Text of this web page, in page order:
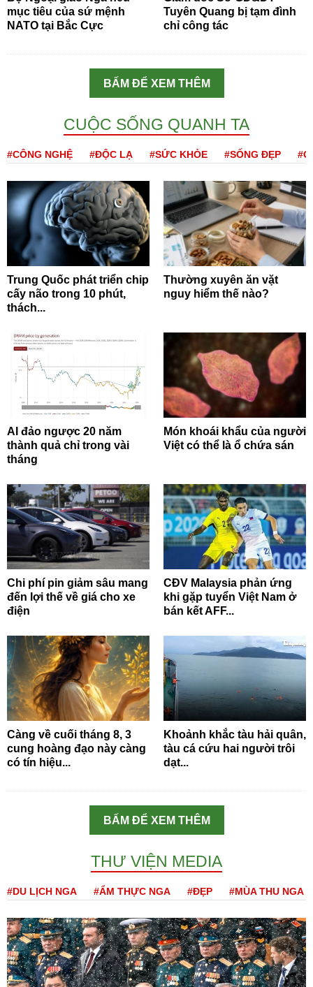
mục tiêu của sứ mệnh
NATO tại Bắc Cực
Tuyên Quang bị tạm đình
chỉ công tác
BẤM ĐỂ XEM THÊM
CUỘC SỐNG QUANH TA
#CÔNG NGHỆ #ĐỘC LẠ #SỨC KHỎE #SỐNG ĐẸP
Trung Quốc phát triển chip
cấy não trong 10 phút,
thách...
Thường xuyên ăn vặt
nguy hiểm thế nào?
AI đảo ngược 20 năm
thành quả chỉ trong vài
tháng
Món khoái khẩu của người
Việt có thể là ổ chứa sán
Chi phí pin giảm sâu mang
đến lợi thế về giá cho xe
điện
CĐV Malaysia phản ứng
khi gặp tuyển Việt Nam ở
bán kết AFF...
Càng về cuối tháng 8, 3
cung hoàng đạo này càng
có tín hiệu...
Khoảnh khắc tàu hải quân,
tàu cá cứu hai người trôi
dạt...
BẤM ĐỂ XEM THÊM
THƯ VIỆN MEDIA
#DU LỊCH NGA #ẨM THỰC NGA #ĐẸP #MÙA THU NGA